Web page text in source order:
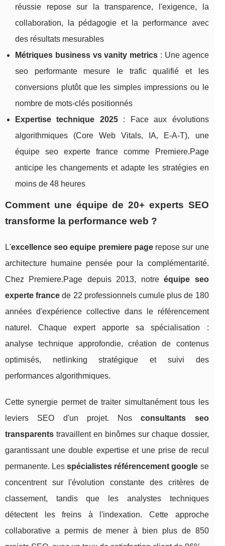
réussie repose sur la transparence, l'exigence, la
collaboration, la pédagogie et la performance avec
des résultats mesurables
Métriques business vs vanity metrics : Une agence
seo performante mesure le trafic qualifié et les
conversions plutôt que les simples impressions ou le
nombre de mots-clés positionnés
Expertise technique 2025: Face aux évolutions
algorithmiques (Core Web Vitals, IA, E-A-T), une
équipe seo experte france comme Premiere.Page
anticipe les changements et adapte les stratégies en
moins de 48 heures
Comment une équipe de 20+ experts SEO
transforme la performance web ?
L'excellence seo equipe premiere pagerepose sur une
architecture humaine pensée pour la complémentarité.
Chez Premiere.Page depuis 2013, notreéquipe seo
experte france de 22 professionnels cumule plus de 180
années d'expérience collective dans le référencement
naturel. Chaque expert apporte sa spécialisation :
analyse technique approfondie, création de contenus
optimisés, netlinking stratégique et suivi des
performances algorithmiques.
Cette synergie permet de traiter simultanément tous les
leviers SEO d'un projet. Nosconsultants seo
transparents travaillent en binômes sur chaque dossier,
garantissant une double expertise et une prise de recul
permanente. Lesspécialistes référencement google se
concentrent sur l'évolution constante des critères de
classement, tandis que les analystes techniques
détectent les freins à l'indexation. Cette approche
collaborative a permis de mener à bien plus de 850